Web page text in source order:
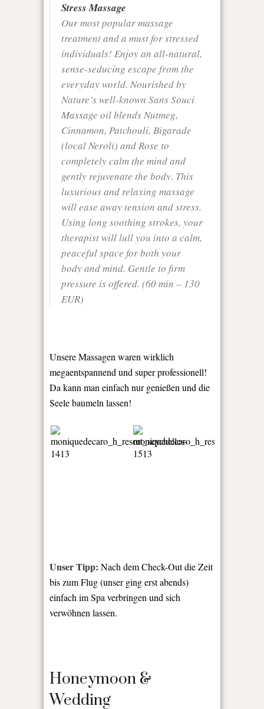
Stress Massage
Our most popular massage
treatment and a must for stressed
individuals! Enjoy an all-natural,
sense-seducing escape from the
everyday world. Nourished by
Nature’s well-known Sans Souci
Massage oil blends Nutmeg,
Cinnamon, Patchouli, Bigarade
(local Neroli) and Rose to
completely calm the mind and
gently rejuvenate the body. This
luxurious and relaxing massage
will ease away tension and stress.
Using long soothing strokes, your
therapist will lull you into a calm,
peaceful space for both your
body and mind. Gentle to firm
pressure is offered. (60 min – 130
EUR)
Unsere Massagen waren wirklich
megaentspannend und super professionell!
Da kann man einfach nur genießen und die
Seele baumeln lassen!
Unser Tipp: Nach dem Check-Out die Zeit
bis zum Flug (unser ging erst abends)
einfach im Spa verbringen und sich
verwöhnen lassen.
Honeymoon &
Wedding